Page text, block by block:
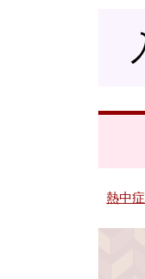
熱中